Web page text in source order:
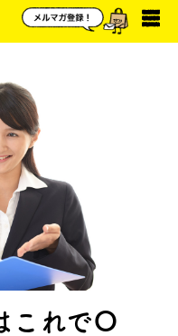
これでＯ